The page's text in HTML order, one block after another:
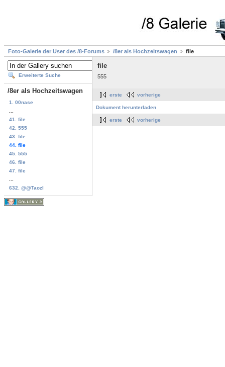
Foto-Galerie der User des /8-Forums /8er als Hochzeitswagen file
Erweiterte Suche
/8er als Hochzeitswagen
1. 00nase
41. file
42. 555
43. file
44. file
45. 555
46. file
47. file
632. @@TaozI
file
555
erste vorherige
Dokument herunterladen
erste vorherige